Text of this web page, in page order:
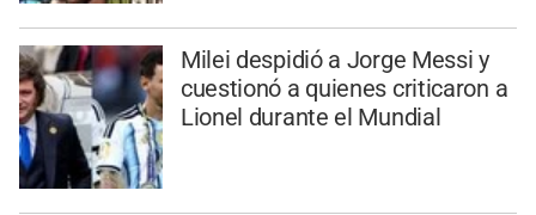
Milei despidió a Jorge Messi y
cuestionó a quienes criticaron a
Lionel durante el Mundial